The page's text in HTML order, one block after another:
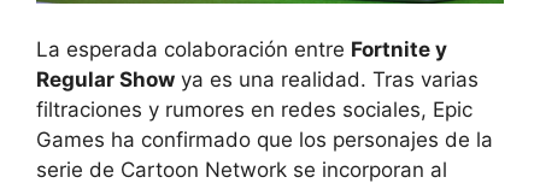
La esperada colaboración entre Fortnite y
Regular Show ya es una realidad. Tras varias
filtraciones y rumores en redes sociales, Epic
Games ha confirmado que los personajes de la
serie de Cartoon Network se incorporan al